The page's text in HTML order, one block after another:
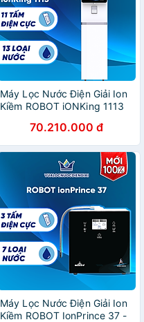
Máy Lọc Nước Điện Giải Ion
Kiềm ROBOT iONKing 1113
Hàng Chính Hãng
70.210.000 đ
Máy Lọc Nước Điện Giải Ion
Kiềm ROBOT IonPrince 37 -